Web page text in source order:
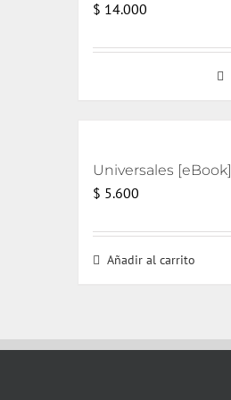
$ 14.000
Universales [eBook]
$ 5.600
Añadir al carrito